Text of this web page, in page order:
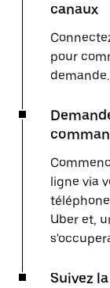
canaux
pour
demande.
ligne via
Uber et,
Suivez